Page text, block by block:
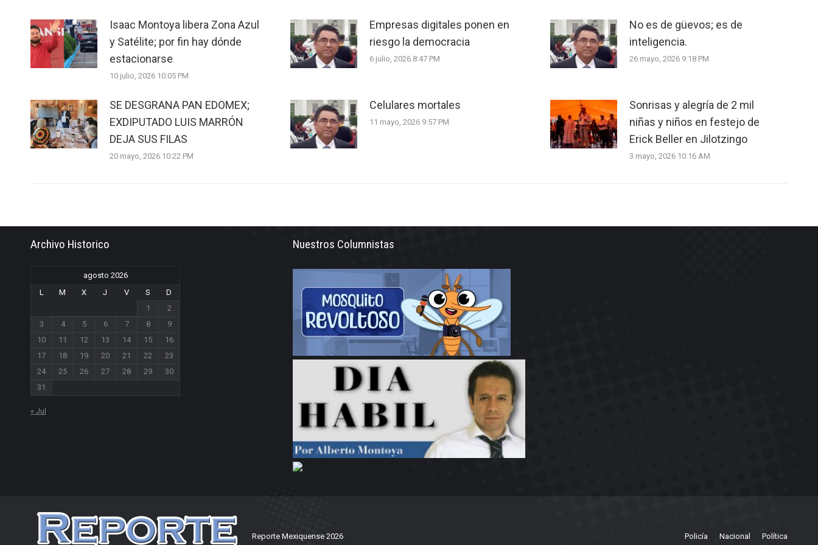
Isaac Montoya libera Zona Azul
y Satélite; por fin hay dónde
estacionarse
10 julio, 2026 10:05 PM
Empresas digitales ponen en
riesgo la democracia
6 julio, 2026 8:47 PM
No es de güevos; es de
inteligencia.
26 mayo, 2026 9:18 PM
SE DESGRANA PAN EDOMEX;
EXDIPUTADO LUIS MARRÓN
DEJA SUS FILAS
20 mayo, 2026 10:22 PM
Celulares mortales
11 mayo, 2026 9:57 PM
Sonrisas y alegría de 2 mil
niñas y niños en festejo de
Erick Beller en Jilotzingo
3 mayo, 2026 10:16 AM
Archivo Historico
agosto 2026
L
M X J V S
D
1
2
3
4 5 6 7 8
9
10
11 12 13 14 15
16
17
18 19 20 21 22
23
24
25 26 27 28 29
30
31
« Jul
Nuestros Columnistas
Reporte Mexiquense 2026 Policía Nacional Política